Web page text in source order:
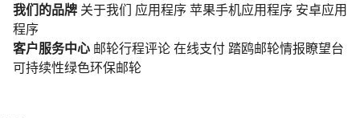
我们的品牌 关于我们 应用程序 苹果手机应用程序 安卓应用
程序
客户服务中心 邮轮行程评论 在线支付 踏鸥邮轮情报瞭望台
可持续性绿色环保邮轮